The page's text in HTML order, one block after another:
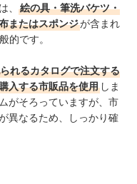
、
絵の具・筆洗バケツ・
またはスポンジが含まれ
的です。
れるカタログで注文する
入する市販品を使用 しま
がそろっていますが、市
異なるため、しっかり確